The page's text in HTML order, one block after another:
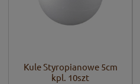
Kule Styropianowe 5cm
kpl. 10szt